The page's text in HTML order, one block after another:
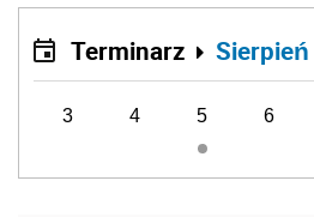
Terminarz Sierpień
3 4 5 6